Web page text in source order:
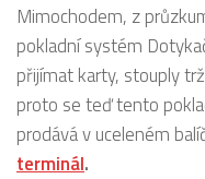
Mimochodem, z
pokladní systém
přijímat karty, stouply
proto se teď tento
prodává v uceleném
terminál.